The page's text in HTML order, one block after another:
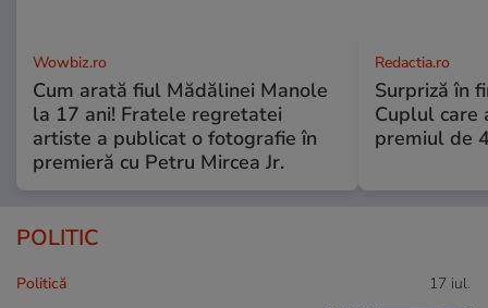
Wowbiz.ro
Cum arată fiul Mădălinei Manole
la 17 ani! Fratele regretatei
artiste a publicat o fotografie în
premieră cu Petru Mircea Jr.
Redactia.ro
Surpriză în
Cuplul care
premiul de
POLITIC
Politică 17 iul.